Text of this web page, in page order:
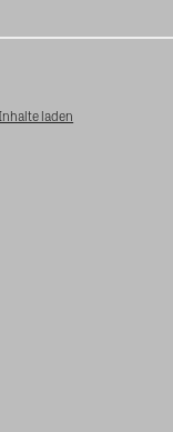
laden